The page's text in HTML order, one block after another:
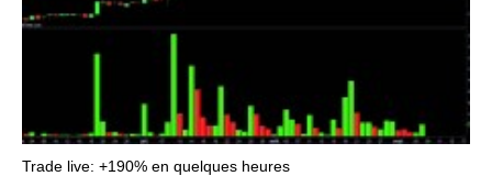
Trade live: +190% en quelques heures